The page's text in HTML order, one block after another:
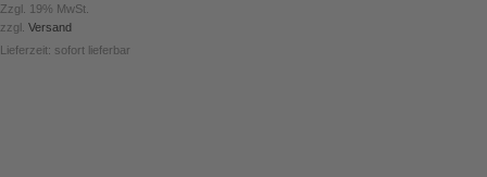
Zzgl. 19% MwSt.
zzgl. Versand
Lieferzeit: sofort lieferbar